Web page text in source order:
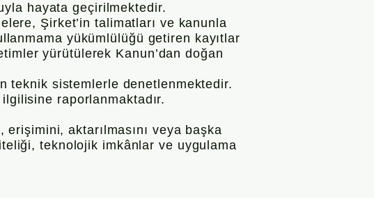
hayata geçirilmektedir.
Şirket’in talimatları ve kanunla
yükümlülüğü getiren kayıtlar
yürütülerek Kanun’dan doğan
teknik sistemlerle denetlenmektedir.
raporlanmaktadır.
aktarılmasını veya başka
teknolojik imkânlar ve uygulama